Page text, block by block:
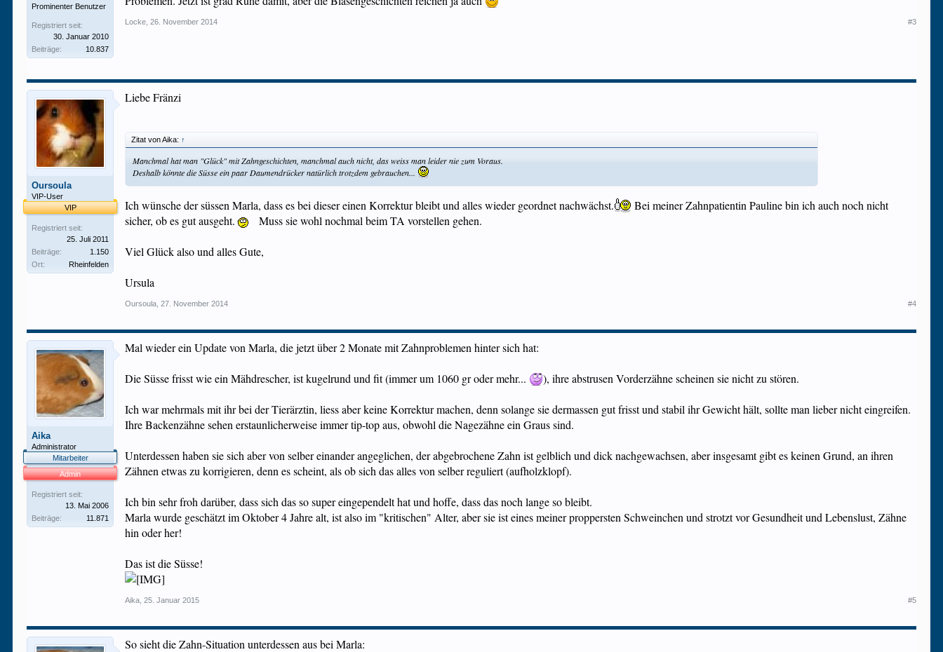
Prominenter Benutzer
Registriert seit:
30. Januar 2010
Beiträge:
10.837
Locke 26. November 2014 #3
Oursoula
VIP-User
VIP
Registriert seit:
25. Juli 2011
Beiträge:
1.150
Ort:
Rheinfelden
Liebe Fränzi
Zitat von Aika: ↑
Manchmal hat man "Glück" mit Zahngeschichten, manchmal auch nicht, das weiss man leider nie zum Voraus.
Deshalb könnte die Süsse ein paar Daumendrücker natürlich trotzdem gebrauchen...
Ich wünsche der süssen Marla, dass es bei dieser einen Korrektur bleibt und alles wieder geordnet nachwächst.
Bei meiner Zahnpatientin Pauline bin ich auch noch nicht
sicher, ob es gut ausgeht.
Muss sie wohl nochmal beim TA vorstellen gehen.
Viel Glück also und alles Gute,
Ursula
Oursoula 27. November 2014 #4
Aika
Administrator
Mitarbeiter
Admin
Registriert seit:
13. Mai 2006
Beiträge:
11.871
Mal wieder ein Update von Marla, die jetzt über 2 Monate mit Zahnproblemen hinter sich hat:
Die Süsse frisst wie ein Mähdrescher, ist kugelrund und fit (immer um 1060 gr oder mehr... ), ihre abstrusen Vorderzähne scheinen sie nicht zu stören.
Ich war mehrmals mit ihr bei der Tierärztin, liess aber keine Korrektur machen, denn solange sie dermassen gut frisst und stabil ihr Gewicht hält, sollte man lieber nicht eingreifen.
Ihre Backenzähne sehen erstaunlicherweise immer tip-top aus, obwohl die Nagezähne ein Graus sind.
Unterdessen haben sie sich aber von selber einander angeglichen, der abgebrochene Zahn ist gelblich und dick nachgewachsen, aber insgesamt gibt es keinen Grund, an ihren
Zähnen etwas zu korrigieren, denn es scheint, als ob sich das alles von selber reguliert (aufholzklopf).
Ich bin sehr froh darüber, dass sich das so super eingependelt hat und hoffe, dass das noch lange so bleibt.
Marla wurde geschätzt im Oktober 4 Jahre alt, ist also im "kritischen" Alter, aber sie ist eines meiner proppersten Schweinchen und strotzt vor Gesundheit und Lebenslust, Zähne
hin oder her!
Das ist die Süsse!
Aika 25. Januar 2015 #5
So sieht die Zahn-Situation unterdessen aus bei Marla: